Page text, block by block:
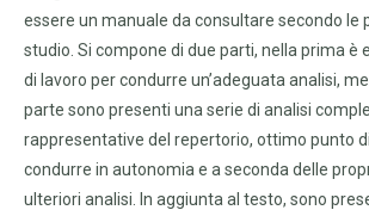
essere un manuale da consultare secondo le
studio. Si compone di due parti, nella prima è
di lavoro per condurre un’adeguata analisi,
parte sono presenti una serie di analisi
rappresentative del repertorio, ottimo punto
condurre in autonomia e a seconda delle
ulteriori analisi. In aggiunta al testo, sono